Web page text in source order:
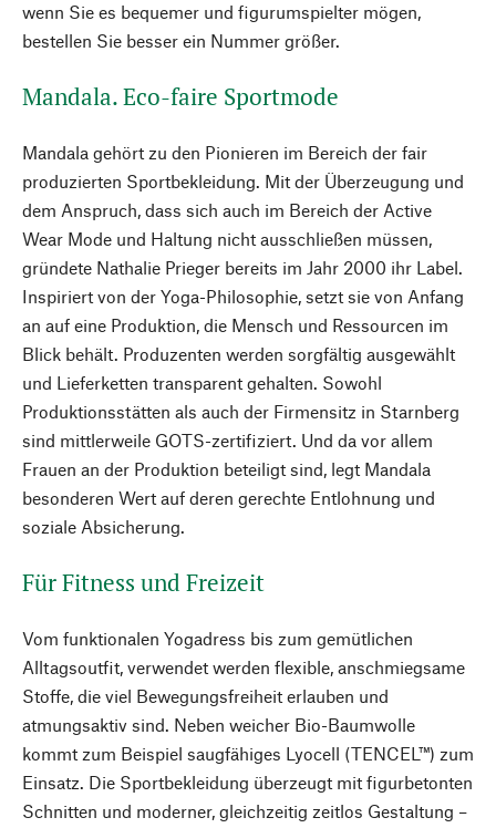
wenn Sie es bequemer und figurumspielter mögen,
bestellen Sie besser ein Nummer größer.
Mandala. Eco-faire Sportmode
Mandala gehört zu den Pionieren im Bereich der fair
produzierten Sportbekleidung. Mit der Überzeugung und
dem Anspruch, dass sich auch im Bereich der Active
Wear Mode und Haltung nicht ausschließen müssen,
gründete Nathalie Prieger bereits im Jahr 2000 ihr Label.
Inspiriert von der Yoga-Philosophie, setzt sie von Anfang
an auf eine Produktion, die Mensch und Ressourcen im
Blick behält. Produzenten werden sorgfältig ausgewählt
und Lieferketten transparent gehalten. Sowohl
Produktionsstätten als auch der Firmensitz in Starnberg
sind mittlerweile GOTS-zertifiziert. Und da vor allem
Frauen an der Produktion beteiligt sind, legt Mandala
besonderen Wert auf deren gerechte Entlohnung und
soziale Absicherung.
Für Fitness und Freizeit
Vom funktionalen Yogadress bis zum gemütlichen
Alltagsoutfit, verwendet werden flexible, anschmiegsame
Stoffe, die viel Bewegungsfreiheit erlauben und
atmungsaktiv sind. Neben weicher Bio-Baumwolle
kommt zum Beispiel saugfähiges Lyocell (TENCEL™) zum
Einsatz. Die Sportbekleidung überzeugt mit figurbetonten
Schnitten und moderner, gleichzeitig zeitlos Gestaltung –